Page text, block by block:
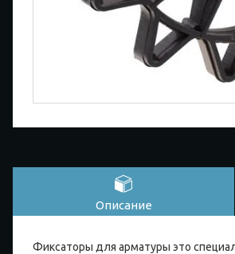
Описание
Фиксаторы для арматуры это